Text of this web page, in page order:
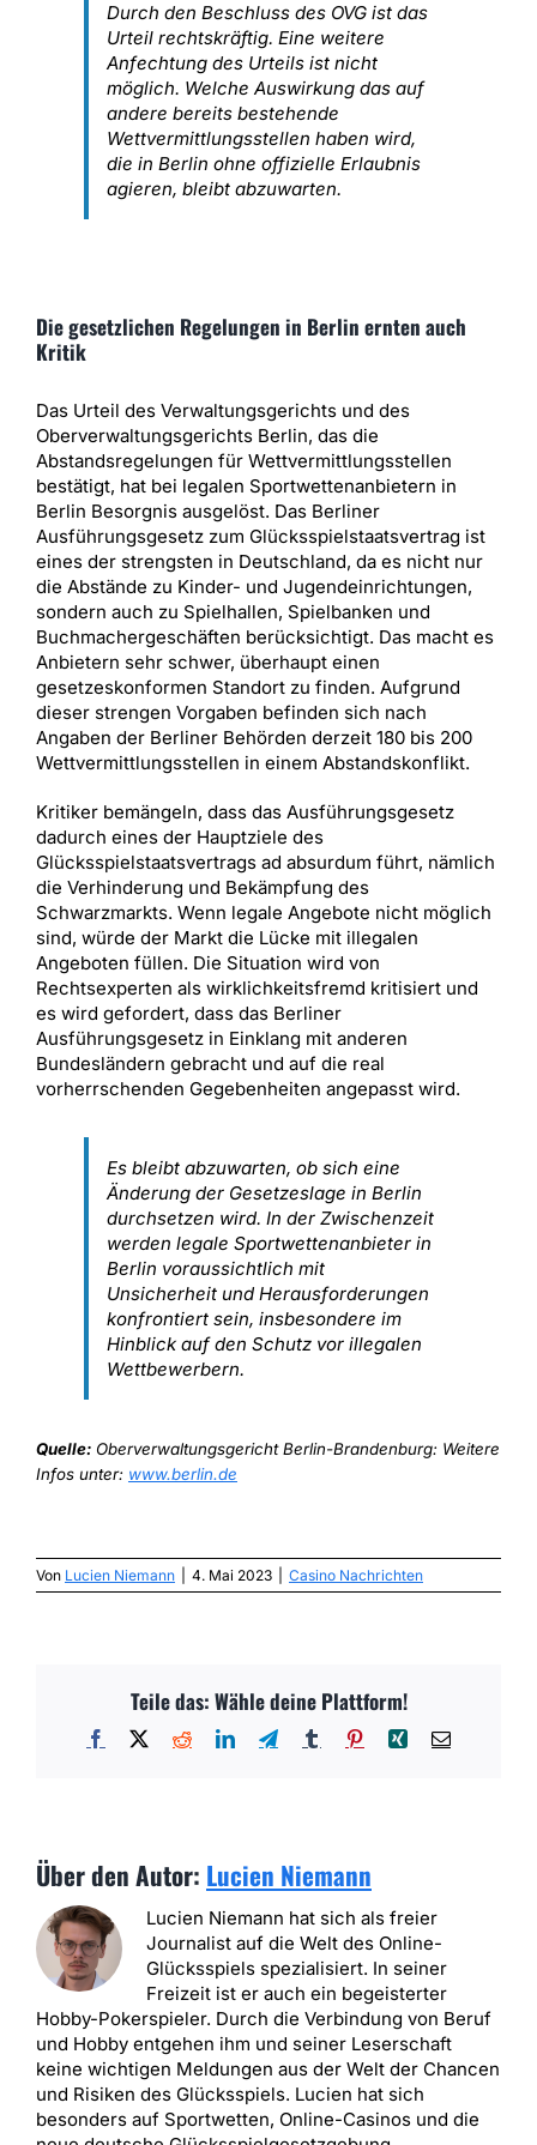
Durch den Beschluss des OVG ist das
Urteil rechtskräftig. Eine weitere
Anfechtung des Urteils ist nicht
möglich. Welche Auswirkung das auf
andere bereits bestehende
Wettvermittlungsstellen haben wird,
die in Berlin ohne offizielle Erlaubnis
agieren, bleibt abzuwarten.
Die gesetzlichen Regelungen in Berlin ernten auch
Kritik
Das Urteil des Verwaltungsgerichts und des
Oberverwaltungsgerichts Berlin, das die
Abstandsregelungen für Wettvermittlungsstellen
bestätigt, hat bei legalen Sportwettenanbietern in
Berlin Besorgnis ausgelöst. Das Berliner
Ausführungsgesetz zum Glücksspielstaatsvertrag ist
eines der strengsten in Deutschland, da es nicht nur
die Abstände zu Kinder- und Jugendeinrichtungen,
sondern auch zu Spielhallen, Spielbanken und
Buchmachergeschäften berücksichtigt. Das macht es
Anbietern sehr schwer, überhaupt einen
gesetzeskonformen Standort zu finden. Aufgrund
dieser strengen Vorgaben befinden sich nach
Angaben der Berliner Behörden derzeit 180 bis 200
Wettvermittlungsstellen in einem Abstandskonflikt.
Kritiker bemängeln, dass das Ausführungsgesetz
dadurch eines der Hauptziele des
Glücksspielstaatsvertrags ad absurdum führt, nämlich
die Verhinderung und Bekämpfung des
Schwarzmarkts. Wenn legale Angebote nicht möglich
sind, würde der Markt die Lücke mit illegalen
Angeboten füllen. Die Situation wird von
Rechtsexperten als wirklichkeitsfremd kritisiert und
es wird gefordert, dass das Berliner
Ausführungsgesetz in Einklang mit anderen
Bundesländern gebracht und auf die real
vorherrschenden Gegebenheiten angepasst wird.
Es bleibt abzuwarten, ob sich eine
Änderung der Gesetzeslage in Berlin
durchsetzen wird. In der Zwischenzeit
werden legale Sportwettenanbieter in
Berlin voraussichtlich mit
Unsicherheit und Herausforderungen
konfrontiert sein, insbesondere im
Hinblick auf den Schutz vor illegalen
Wettbewerbern.
Quelle:Oberverwaltungsgericht Berlin-Brandenburg: Weitere
Infos unter: www.berlin.de
Von Lucien Niemann 4. Mai 2023 Casino Nachrichten
Teile das: Wähle deine Plattform!
Facebook RedditLinkedInTelegramTumblr PinterestXing E-
Über den Autor: Lucien Niemann
Lucien Niemann hat sich als freier
Journalist auf die Welt des Online-
Glücksspiels spezialisiert. In seiner
Freizeit ist er auch ein begeisterter
Hobby-Pokerspieler. Durch die Verbindung von Beruf
und Hobby entgehen ihm und seiner Leserschaft
keine wichtigen Meldungen aus der Welt der Chancen
und Risiken des Glücksspiels. Lucien hat sich
besonders auf Sportwetten, Online-Casinos und die